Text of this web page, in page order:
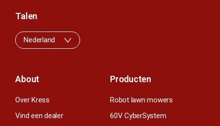
About
Over Kress
Vind een dealer
Producten
Robot lawn mowers
60V CyberSystem
Talen
Nederland